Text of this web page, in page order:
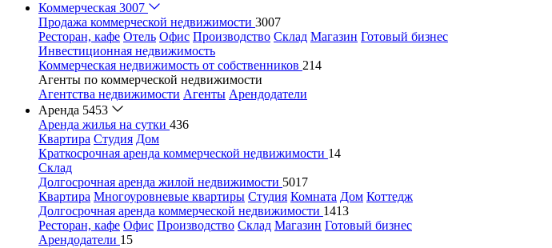
Коммерческая 3007
Продажа коммерческой недвижимости 3007
Ресторан, кафе Отель Офис Производство Склад Магазин Готовый бизнес
Инвестиционная недвижимость
Коммерческая недвижимость от собственников 214
Агенты по коммерческой недвижимости
Агентства недвижимости Агенты Арендодатели
Аренда 5453
Аренда жилья на сутки 436
Квартира Студия Дом
Краткосрочная аренда коммерческой недвижимости 14
Склад
Долгосрочная аренда жилой недвижимости 5017
Квартира Многоуровневые квартиры Студия Комната Дом Коттедж
Долгосрочная аренда коммерческой недвижимости 1413
Ресторан, кафе Офис Производство Склад Магазин Готовый бизнес
Арендодатели 15